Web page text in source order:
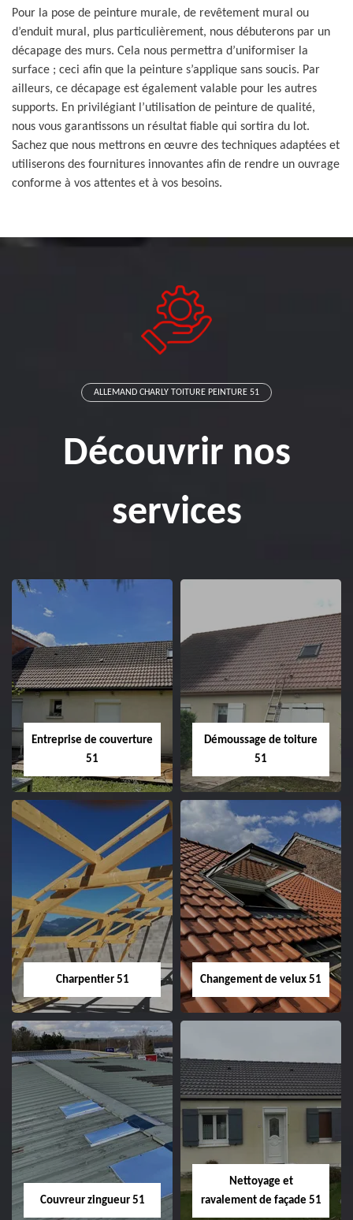
Pour la pose de peinture murale, de revêtement mural ou
d’enduit mural, plus particulièrement, nous débuterons par un
décapage des murs. Cela nous permettra d’uniformiser la
surface ; ceci afin que la peinture s’applique sans soucis. Par
ailleurs, ce décapage est également valable pour les autres
supports. En privilégiant l’utilisation de peinture de qualité,
nous vous garantissons un résultat fiable qui sortira du lot.
Sachez que nous mettrons en œuvre des techniques adaptées et
utiliserons des fournitures innovantes afin de rendre un ouvrage
conforme à vos attentes et à vos besoins.
ALLEMAND CHARLY TOITURE PEINTURE 51
Découvrir nos
services
Entreprise de couverture
51
Entreprise de
couverture 51
Démoussage de toiture
51
Démoussage de
toiture 51
Charpentier 51
Charpentier 51
Changement de velux 51
Changement de
velux 51
Couvreur zingueur 51
Nettoyage et
ravalement de façade 51